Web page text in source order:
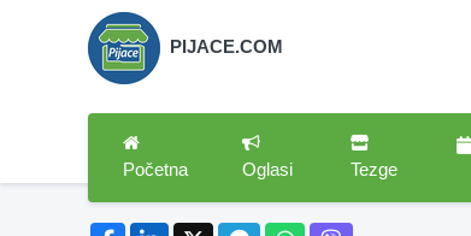
PIJACE.COM
Početna Oglasi Tezge